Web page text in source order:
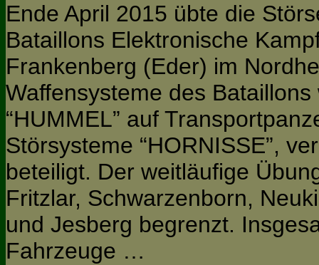
Ende April 2015 übte die
Bataillons Elektronische
Frankenberg (Eder) im
Waffensysteme des
“HUMMEL” auf
Störsysteme “HORNISSE”,
beteiligt. Der weitläufige
Fritzlar, Schwarzenborn,
und Jesberg begrenzt.
Fahrzeuge …